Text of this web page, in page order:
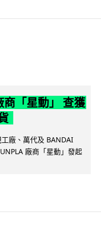
「星動」 查獲
廠、萬代及 BANDAI
廠商「星動」發起